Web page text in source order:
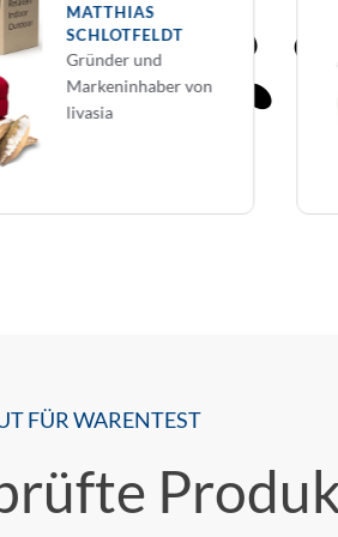
von
FÜR WARENTEST